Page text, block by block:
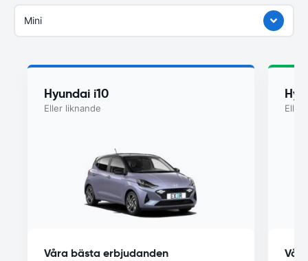
Mini
Hyundai i10
Eller liknande
Våra bästa erbjudanden
Eller